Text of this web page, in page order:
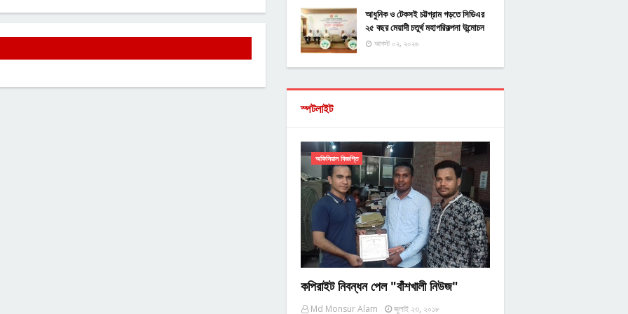
আধুনিক ও টেকসই চট্টগ্রাম গড়তে সিডিএর
২৫ বছর মেয়াদী চতুর্থ মহাপরিকল্পনা উন্মোচন
আগস্ট ০২, ২০২৬
স্পটলাইট
অফিসিয়াল বিজ্ঞপ্তি
কপিরাইট নিবন্ধন পেল "বাঁশখালী নিউজ"
Md Monsur Alam
জুলাই ২৩, ২০১৮